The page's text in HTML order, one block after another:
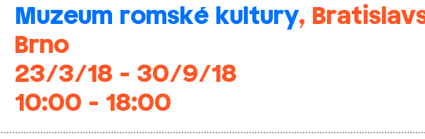
Muzeum romské kultury,
Brno
23/3/18 - 30/9/18
10:00 - 18:00